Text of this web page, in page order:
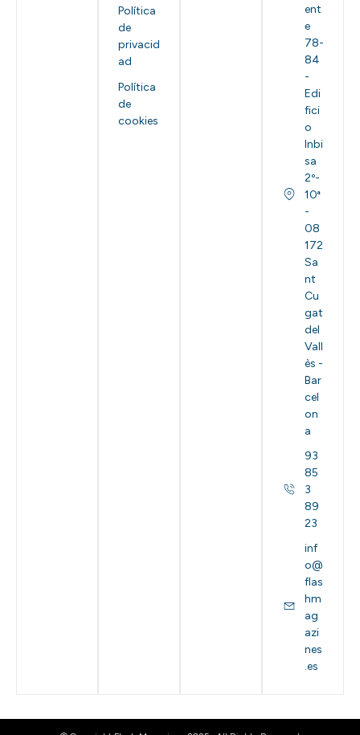
Política
de
privacid
ad
Política
de
cookies
ent
e
78-
84
-
Edi
fici
o
Inbi
sa
2º-
10ª
-
08
172
Sa
nt
Cu
gat
del
Vall
ès -
Bar
cel
on
a
93
85
3
89
23
inf
o@
flas
hm
ag
azi
nes
.es